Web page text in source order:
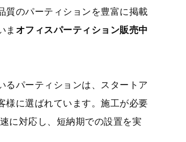
質のパーティションを豊富に掲載
ま オフィスパーティション販売中
るパーティションは、スタートア
様に選ばれています。施工が必要
に対応し、短納期での設置を実